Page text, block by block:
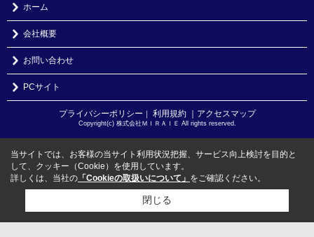
ホーム
会社概要
お問い合わせ
PCサイト
プライバシーポリシー ｜ 利用規約 ｜アクセスマップ
Copyright(c) 株式会社ＭＩＲＡＩＥ All rights reserved.
当サイトでは、お客様の当サイト利用状況把握、サービス向上検討を目的と
して、クッキー（Cookie）を使用しています。
詳しくは、当社の 「Cookieの取扱いについて」 をご確認ください。
閉じる